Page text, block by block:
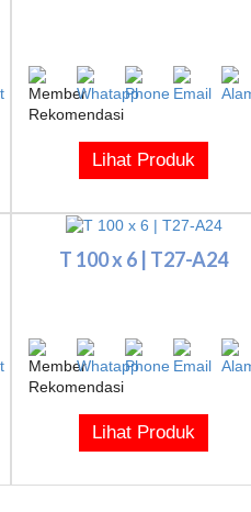
Lihat Produk
T 100 x 6 | T27-A24
Lihat Produk